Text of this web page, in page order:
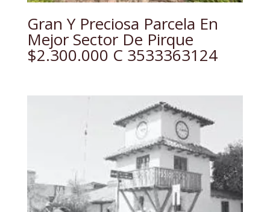
Gran Y Preciosa Parcela En
Mejor Sector De Pirque
$2.300.000 C 3533363124